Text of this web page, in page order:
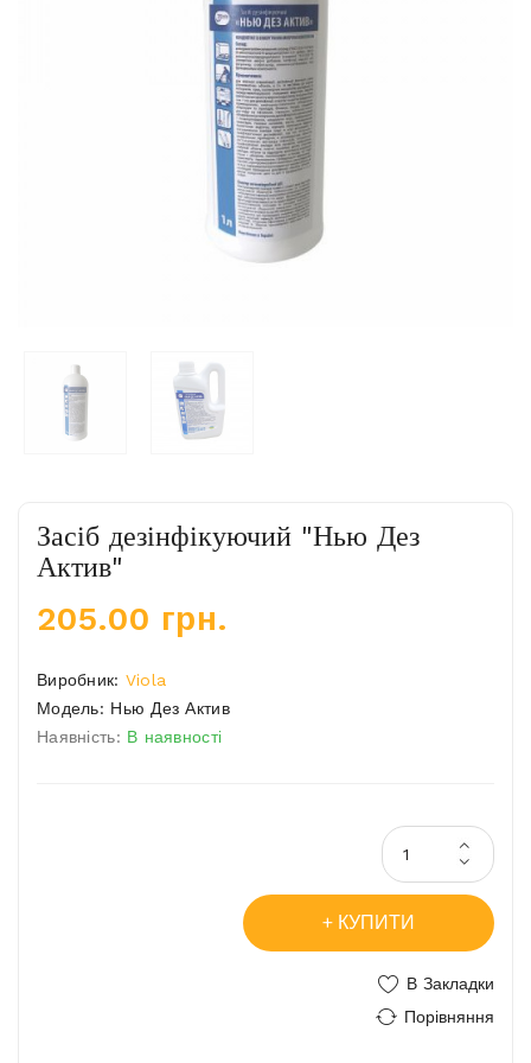
Засіб дезінфікуючий "Нью Дез
Актив"
205.00 грн.
Виробник: Viola
Модель: Нью Дез Актив
Наявність: В наявності
КУПИТИ
В Закладки
Порівняння